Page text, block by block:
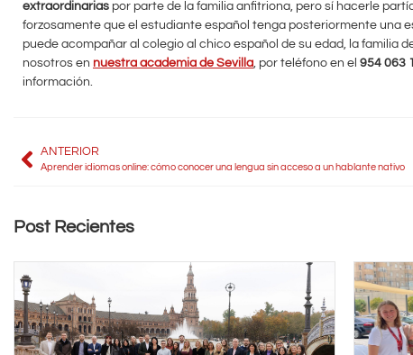
extraordinarias por parte de la familia anfitriona, pero sí hacerle
forzosamente que el estudiante español tenga posteriormente una
puede acompañar al colegio al chico español de su edad, la familia
nosotros en nuestra academia de Sevilla, por teléfono en el 954 063
información.
ANTERIOR
Aprender idiomas online: cómo conocer una lengua sin acceso a un hablante nativo
Post Recientes